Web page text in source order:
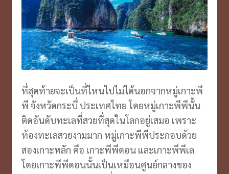
ที่สุดท้ายจะเป็นที่ไหนไปไม่ได้นอกจากหมู่เกาะพี
พี จังหวัดกระบี่ ประเทศไทย โดยหมู่เกาะพีพีนั้น
ติดอันดับทะเลที่สวยที่สุดในโลกอยู่เสมอ เพราะ
ท้องทะเลสวยงามมาก หมู่เกาะพีพีประกอบด้วย
สองเกาะหลัก คือ เกาะพีพีดอน และเกาะพีพีเล
โดยเกาะพีพีดอนนั้นเป็นเหมือนศูนย์กลางของ